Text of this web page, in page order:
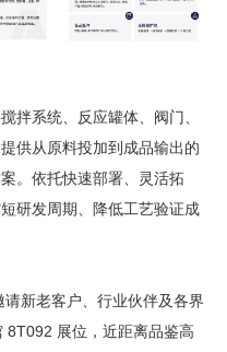
拌系统、反应罐体、阀门、
供从原料投加到成品输出的
。依托快速部署、灵活拓
研发周期、降低工艺验证成
新老客户、行业伙伴及各界
8T092 展位，近距离品鉴高